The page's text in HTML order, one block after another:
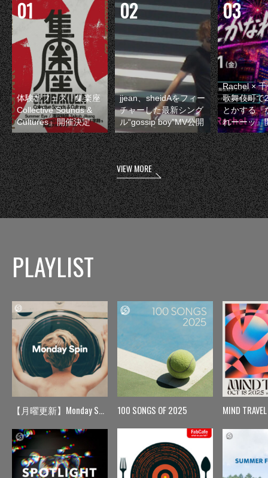
体験型フェス『集楽座
Collective Sounds &
Cultures』開催決定
jjean、sheidAをフィー
チャーした最新シング
ル“gossip boy”MV公開
Rachel ×
歌舞伎町で
とかする『
れーーッ』
VIEW MORE
PLAYLIST
【月曜更新】Monday Spin 100 SONGS OF 2025 MIND TRAVEL